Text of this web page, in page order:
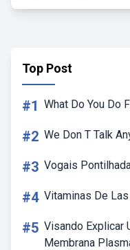
Top Post
#1 What Do You Do
#2 We Don T Talk
#3 Vogais
#4 Vitaminas De
#5 Visando Explicar
Membrana